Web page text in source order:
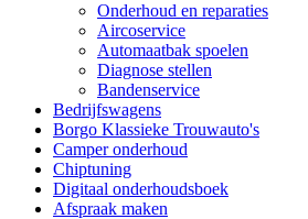
Onderhoud en reparaties
Aircoservice
Automaatbak spoelen
Diagnose stellen
Bandenservice
Bedrijfswagens
Borgo Klassieke Trouwauto's
Camper onderhoud
Chiptuning
Digitaal onderhoudsboek
Afspraak maken